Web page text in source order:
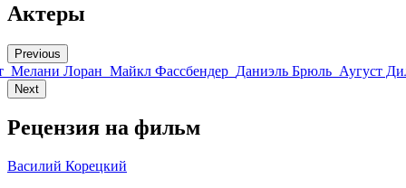
Актеры
Previous
Мелани Лоран Майкл Фассбендер Даниэль Брюль Аугуст
Next
Рецензия на фильм
Василий Корецкий